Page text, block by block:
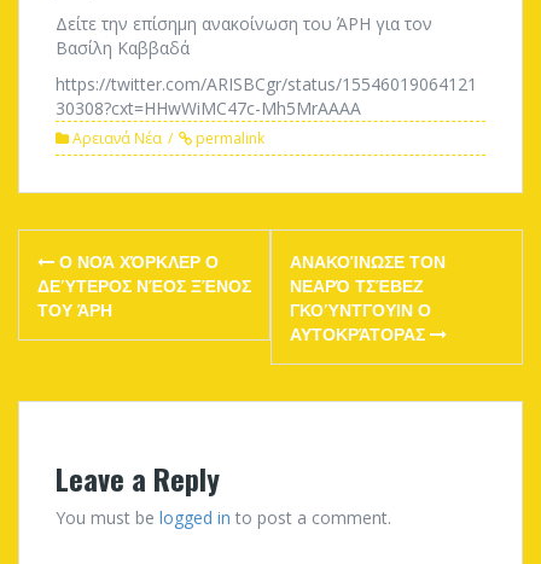
Δείτε την επίσημη ανακοίνωση του ΆΡΗ για τον
Βασίλη Καββαδά
https://twitter.com/ARISBCgr/status/15546019064121
30308?cxt=HHwWiMC47c-Mh5MrAAAA
Αρειανά Νέα permalink
Post
navigation
Ο ΝΟΆ ΧΌΡΚΛΕΡ Ο
ΔΕΎΤΕΡΟΣ ΝΈΟΣ ΞΈΝΟΣ
ΤΟΥ ΆΡΗ
ΑΝΑΚΟΊΝΩΣΕ ΤΟΝ
ΝΕΑΡΌ ΤΣΈΒΕΖ
ΓΚΟΎΝΤΓΟΥΙΝ Ο
ΑΥΤΟΚΡΆΤΟΡΑΣ
Leave a Reply
You must be logged in to post a comment.